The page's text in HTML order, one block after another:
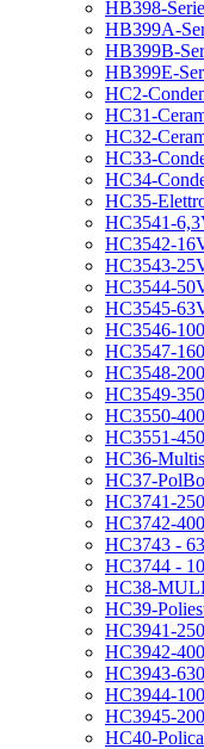
HB398-
HB399A-
HB399B-
HB399E-
HC2-
HC31-
HC32-
HC33-
HC34-
HC35-
HC3541-
HC3542-
HC3543-
HC3544-
HC3545-
HC3546-
HC3547-
HC3548-
HC3549-
HC3550-
HC3551-
HC36-
HC37-
HC3741-
HC3742-
HC3743 -
HC3744 -
HC38-
HC39-
HC3941-
HC3942-
HC3943-
HC3944-
HC3945-
HC40-